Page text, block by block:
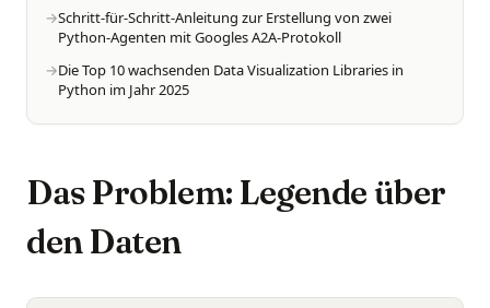
Schritt-für-Schritt-Anleitung zur Erstellung von zwei
Python-Agenten mit Googles A2A-Protokoll
Die Top 10 wachsenden Data Visualization Libraries in
Python im Jahr 2025
Das Problem: Legende über
den Daten